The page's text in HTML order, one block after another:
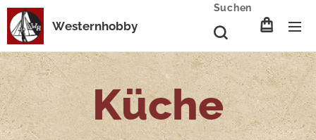
Westernhobby
Suchen
Küche